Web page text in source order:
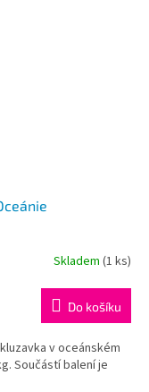
Skladem (1 ks)
Do košíku
v oceánském
Součástí balení je